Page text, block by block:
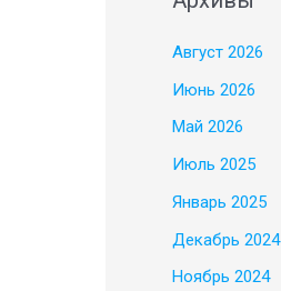
Август 2026
Июнь 2026
Май 2026
Июль 2025
Январь 2025
Декабрь 2024
Ноябрь 2024